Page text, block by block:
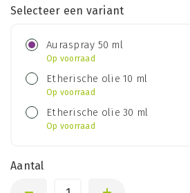
Selecteer een variant
Auraspray 50 ml
Op voorraad
Etherische olie 10 ml
Op voorraad
Etherische olie 30 ml
Op voorraad
Aantal